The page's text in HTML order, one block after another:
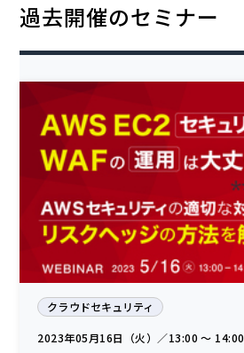
過去開催のセミナー
クラウドセキュリティ
2023年05月16日（火）／13:00 〜 14:00